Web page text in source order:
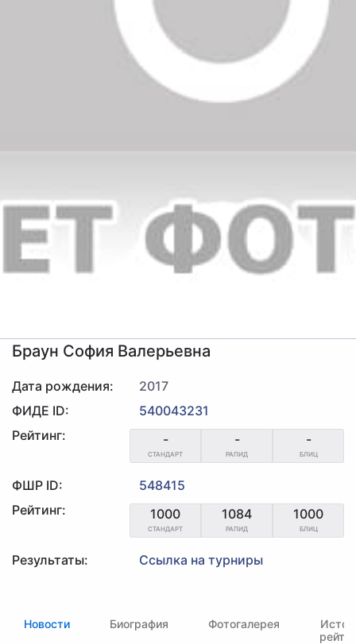
Браун София Валерьевна
Дата рождения:
2017
ФИДЕ ID:
540043231
Рейтинг:
-
СТАНДАРТ
-
РАПИД
-
БЛИЦ
ФШР ID:
548415
Рейтинг:
1000
СТАНДАРТ
1084
РАПИД
1000
БЛИЦ
Результаты: Ссылка на турниры
Новости Биография Фотогалерея